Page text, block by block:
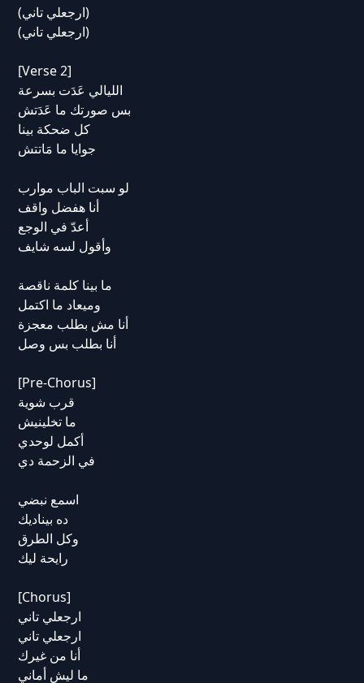
(ارجعلي تاني)
(ارجعلي تاني)
[Verse 2]
الليالي عَدَت بسرعة
بس صورتك ما عَدَتش
كل ضحكة بينا
جوايا ما مَاتتش
لو سبت الباب موارب
أنا هفضل واقف
أعدّ في الوجع
وأقول لسه شايف
ما بينا كلمة ناقصة
وميعاد ما اكتمل
أنا مش بطلب معجزة
أنا بطلب بس وصل
[Pre-Chorus]
قرب شوية
ما تخلينيش
أكمل لوحدي
في الزحمة دي
اسمع نبضي
ده بيناديك
وكل الطرق
رايحة ليك
[Chorus]
ارجعلي تاني
ارجعلي تاني
أنا من غيرك
ما ليش أماني